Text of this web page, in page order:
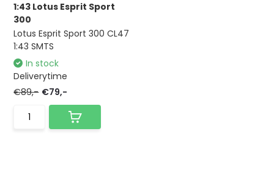
1:43 Lotus Esprit Sport
300
Lotus Esprit Sport 300 CL47
1:43 SMTS
In stock
Deliverytime
€89,- €79,-